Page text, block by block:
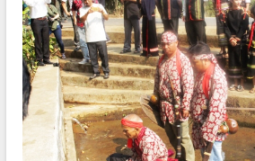
Đắk Lắk: Tôn vinh 46 giải pháp tại Hội
thi Sáng tạo Kỹ thuật 2024 - 2025
Đắk Lắk rà soát, điều chỉnh Đề án 190
về phát triển nuôi trồng thủy sản
Phó Chủ tịch UBND tỉnh Đắk Lắk
Trương Công Thái kiểm tra thực địa
Dự án cao tốc Khánh Hòa - Buôn Ma
Thuột